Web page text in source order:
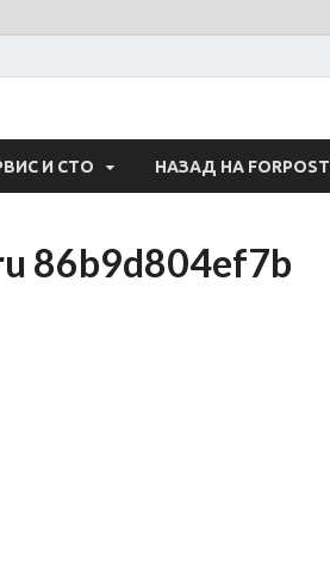
И СТО НАЗАД НА FORPOST
86b9d804ef7b